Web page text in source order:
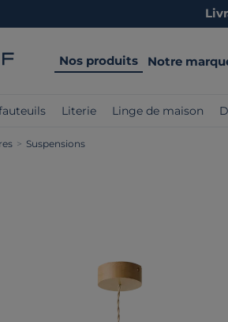
Nos produits Notre
Literie Linge de maison
> Suspensions